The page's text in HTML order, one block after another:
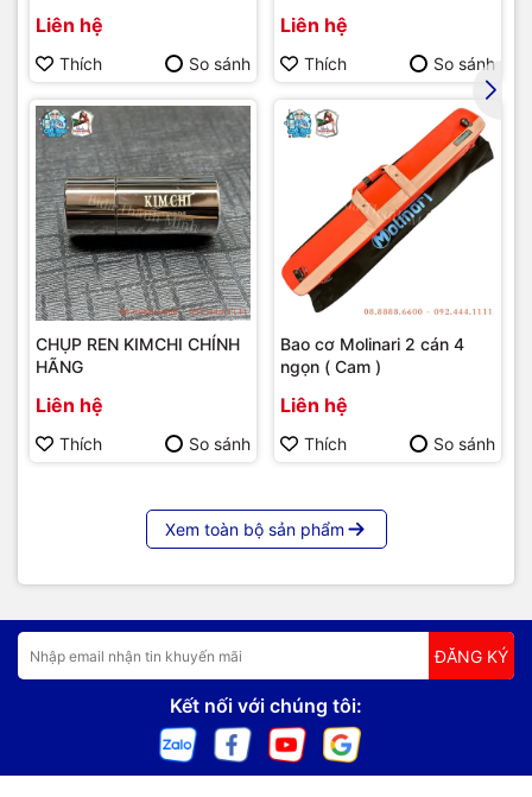
Liên hệ
Thích So sánh
Liên hệ
Thích So sánh
CHỤP REN KIMCHI CHÍNH
HÃNG
Liên hệ
Thích So sánh
Bao cơ Molinari 2 cán 4
ngọn ( Cam )
Liên hệ
Thích So sánh
Xem toàn bộ sản phẩm
ĐĂNG KÝ
Kết nối với chúng tôi: